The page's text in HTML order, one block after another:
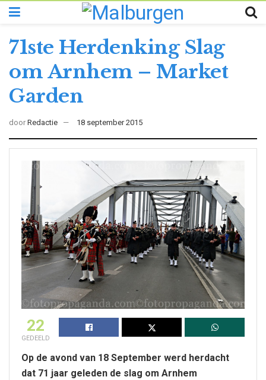
71ste Herdenking Slag
om Arnhem – Market
Garden
door Redactie 18 september 2015
22
GEDEELD
Op de avond van 18 September werd herdacht
dat 71 jaar geleden de slag om Arnhem